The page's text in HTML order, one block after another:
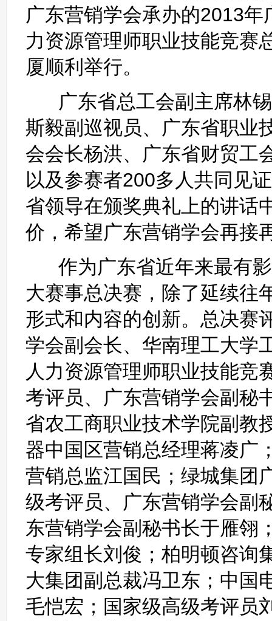
广东营销学会承办的2013
力资源管理师职业技能竞赛
厦顺利举行。
广东省总工会副主席林锡
斯毅副巡视员、广东省职业
会会长杨洪、广东省财贸工
以及参赛者200多人共同见
省领导在颁奖典礼上的讲话
价，希望广东营销学会再接
作为广东省近年来最有影
大赛事总决赛，除了延续往
形式和内容的创新。总决赛
学会副会长、华南理工大学
人力资源管理师职业技能竞
考评员、广东营销学会副秘
省农工商职业技术学院副教
器中国区营销总经理蒋凌广
营销总监江国民；绿城集团
级考评员、广东营销学会副
东营销学会副秘书长于雁翎
专家组长刘俊；柏明顿咨询
大集团副总裁冯卫东；中国
毛恺宏；国家级高级考评员